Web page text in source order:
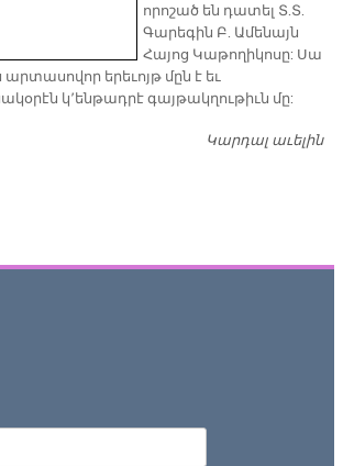
որոշած են դատել Տ.Տ.
Գարեգին Բ. Ամենայն
Հայոց Կաթողիկոսը: Սա
երեւոյթ մըն է եւ
կ՚ենթադրէ գայթակղութիւն մը:
Կարդալ աւելին